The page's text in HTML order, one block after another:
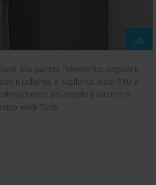
3b
alla parete l'elemento angolare
il collante e sigillante wedi 610 e
ad angolo il nastro di
wedi Tools.